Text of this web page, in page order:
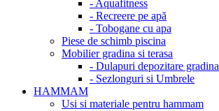
- Aquafitness
- Recreere pe apă
- Tobogane cu apa
Piese de schimb piscina
Mobilier gradina si terasa
- Dulapuri depozitare gradina
- Sezlonguri si Umbrele
HAMMAM
Usi si materiale pentru hammam